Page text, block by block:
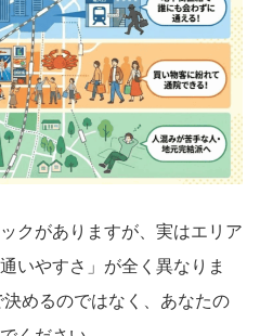
クがありますが、実はエリア
いやすさ」が全く異なりま
めるのではなく、あなたの